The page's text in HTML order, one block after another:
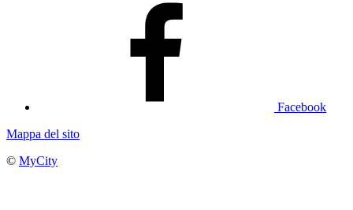
Facebook
Mappa del sito
© MyCity